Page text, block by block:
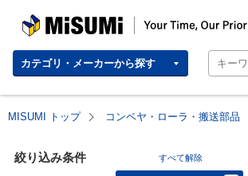
MISUMI | Your Time, Our Priority
カテゴリ・メーカーから探す
MISUMI トップ コンベヤ・ローラ・搬送部品
絞り込み条件 すべて解除